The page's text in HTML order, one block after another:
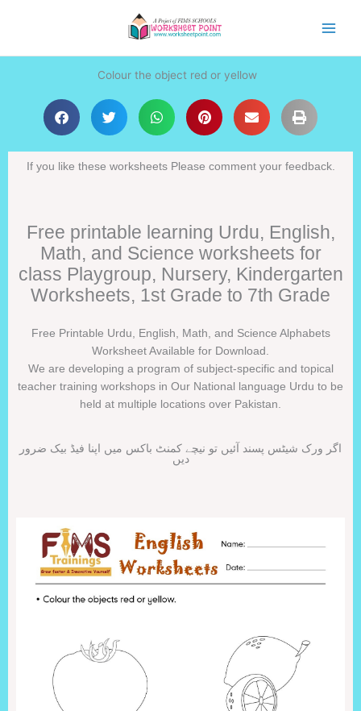
Colour the object red or yellow
If you like these worksheets Please comment your feedback.
Free printable learning Urdu, English,
Math, and Science worksheets for
class Playgroup, Nursery, Kindergarten
Worksheets, 1st Grade to 7th Grade
Free Printable Urdu, English, Math, and Science Alphabets
Worksheet Available for Download.
We are developing a program of subject-specific and topical
teacher training workshops in Our National language Urdu to be
held at multiple locations over Pakistan.
اگر ورک شیٹس پسند آئیں تو نیچے کمنٹ باکس میں اپنا فیڈ بیک ضرور
دیں